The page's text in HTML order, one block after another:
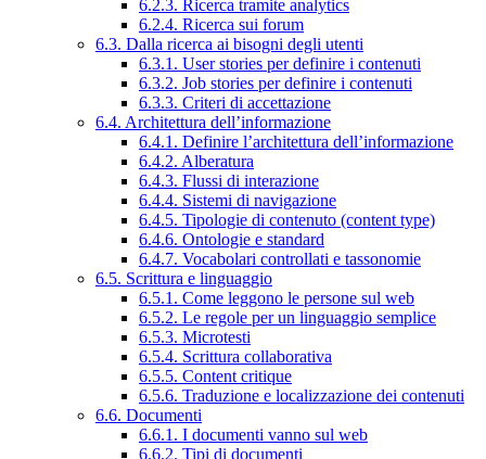
6.2.3. Ricerca tramite analytics
6.2.4. Ricerca sui forum
6.3. Dalla ricerca ai bisogni degli utenti
6.3.1. User stories per definire i contenuti
6.3.2. Job stories per definire i contenuti
6.3.3. Criteri di accettazione
6.4. Architettura dell’informazione
6.4.1. Definire l’architettura dell’informazione
6.4.2. Alberatura
6.4.3. Flussi di interazione
6.4.4. Sistemi di navigazione
6.4.5. Tipologie di contenuto (content type)
6.4.6. Ontologie e standard
6.4.7. Vocabolari controllati e tassonomie
6.5. Scrittura e linguaggio
6.5.1. Come leggono le persone sul web
6.5.2. Le regole per un linguaggio semplice
6.5.3. Microtesti
6.5.4. Scrittura collaborativa
6.5.5. Content critique
6.5.6. Traduzione e localizzazione dei contenuti
6.6. Documenti
6.6.1. I documenti vanno sul web
6.6.2. Tipi di documenti